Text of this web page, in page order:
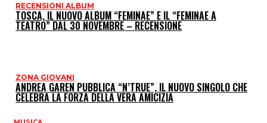
RECENSIONI ALBUM
TOSCA, IL NUOVO ALBUM “FEMINAE” E IL “FEMINAE A
TEATRO” DAL 30 NOVEMBRE – RECENSIONE
ZONA GIOVANI
ANDREA GAREN PUBBLICA “N’TRUE”, IL NUOVO SINGOLO CHE
CELEBRA LA FORZA DELLA VERA AMICIZIA